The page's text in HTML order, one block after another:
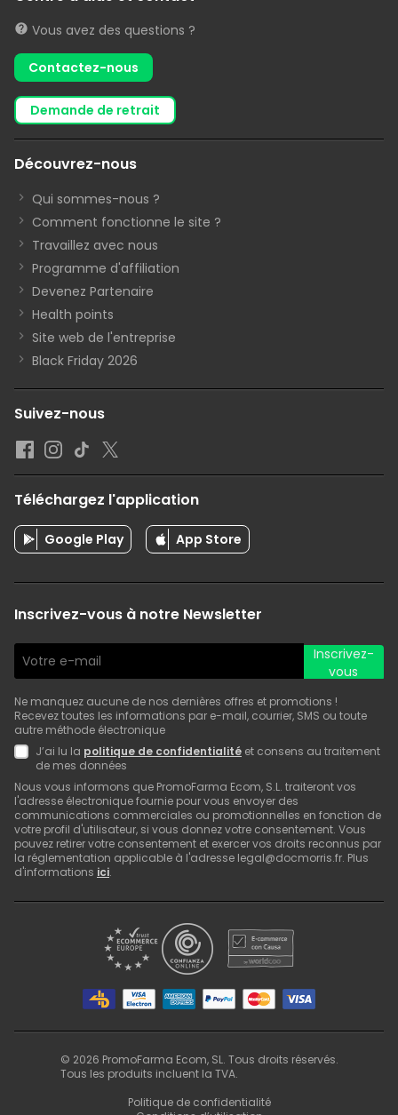
Vous avez des questions ?
Contactez-nous
demande de retrait
Découvrez-nous
Qui sommes-nous ?
Comment fonctionne le site ?
Travaillez avec nous
Programme d'affiliation
Devenez Partenaire
Health points
Site web de l'entreprise
Black Friday 2026
Suivez-nous
Téléchargez l'application
Google Play App Store
Inscrivez-vous à notre Newsletter
Inscrivez-
vous
Ne manquez aucune de nos dernières offres et promotions !
Recevez toutes les informations par e-mail, courrier, SMS ou toute
autre méthode électronique
J’ai lu la politique de confidentialité et consens au traitement
de mes données
Nous vous informons que PromoFarma Ecom, S.L. traiteront vos
l'adresse électronique fournie pour vous envoyer des
communications commerciales ou promotionnelles en fonction de
votre profil d'utilisateur, si vous donnez votre consentement. Vous
pouvez retirer votre consentement et exercer vos droits reconnus par
la réglementation applicable à l'adresse legal@docmorris.fr. Plus
d'informations ici.
© 2026 PromoFarma Ecom, SL. Tous droits réservés.
Tous les produits incluent la TVA.
Politique de confidentialité